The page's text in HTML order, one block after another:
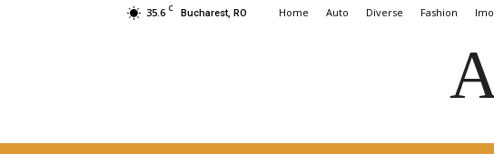
35.6 C Bucharest, RO Home Auto Diverse Fashion